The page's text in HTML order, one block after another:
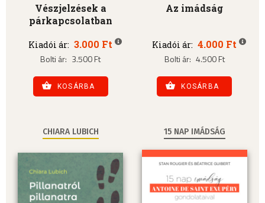
Vészjelzések a
párkapcsolatban
Kiadói ár: 3.000 Ft
Bolti ár: 3.500 Ft
KOSÁRBA
Az imádság
Kiadói ár: 4.000 Ft
Bolti ár: 4.500 Ft
KOSÁRBA
CHIARA LUBICH 15 NAP IMÁDSÁG